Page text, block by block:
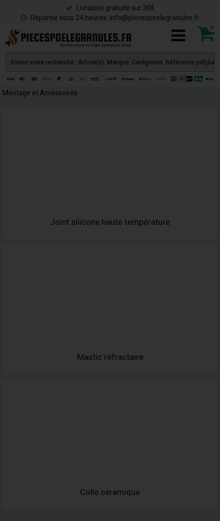
Livraison gratuite sur 30€
Réponse sous 24 heures: info@piecespoelegranules.fr
0
Montage et Accessoires
Joint silicone haute température
Mastic réfractaire
Colle céramique